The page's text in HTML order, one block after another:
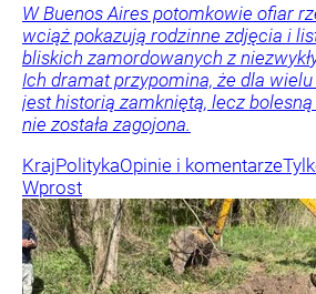
W Buenos Aires potomkowie ofiar
wciąż pokazują rodzinne zdjęcia i
bliskich zamordowanych z
Ich dramat przypomina, że dla wielu
jest historią zamkniętą, lecz
nie została zagojona.
KrajPolitykaOpinie i komentarze
Wprost